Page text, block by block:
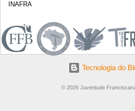
INAFRA
Tecnologia do
© 2026 Juventude